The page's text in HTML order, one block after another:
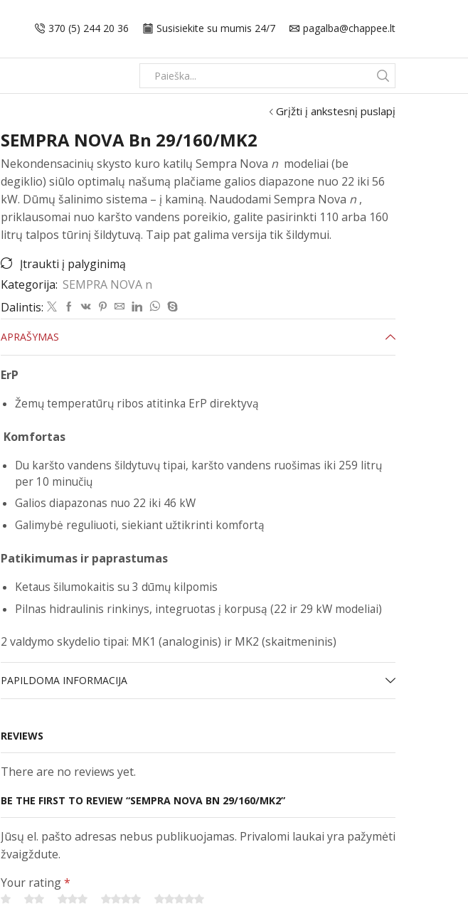
370 (5) 244 20 36 Susisiekite su mumis 24/7 pagalba@chappee.lt
input
Grįžti į ankstesnį puslapį
SEMPRA NOVA Bn 29/160/MK2
Nekondensacinių skysto kuro katilų Sempra Nova n modeliai (be
degiklio) siūlo optimalų našumą plačiame galios diapazone nuo 22 iki 56
kW. Dūmų šalinimo sistema – į kaminą. Naudodami Sempra Nova n ,
priklausomai nuo karšto vandens poreikio, galite pasirinkti 110 arba 160
litrų talpos tūrinį šildytuvą. Taip pat galima versija tik šildymui.
Įtraukti į palyginimą
Kategorija: SEMPRA NOVA n
Dalintis:
APRAŠYMAS
ErP
Žemų temperatūrų ribos atitinka ErP direktyvą
Komfortas
Du karšto vandens šildytuvų tipai, karšto vandens ruošimas iki 259 litrų
per 10 minučių
Galios diapazonas nuo 22 iki 46 kW
Galimybė reguliuoti, siekiant užtikrinti komfortą
Patikimumas ir paprastumas
Ketaus šilumokaitis su 3 dūmų kilpomis
Pilnas hidraulinis rinkinys, integruotas į korpusą (22 ir 29 kW modeliai)
2 valdymo skydelio tipai: MK1 (analoginis) ir MK2 (skaitmeninis)
PAPILDOMA INFORMACIJA
REVIEWS
There are no reviews yet.
BE THE FIRST TO REVIEW “SEMPRA NOVA BN 29/160/MK2”
Jūsų el. pašto adresas nebus publikuojamas. Privalomi laukai yra pažymėti
žvaigždute.
Your rating*